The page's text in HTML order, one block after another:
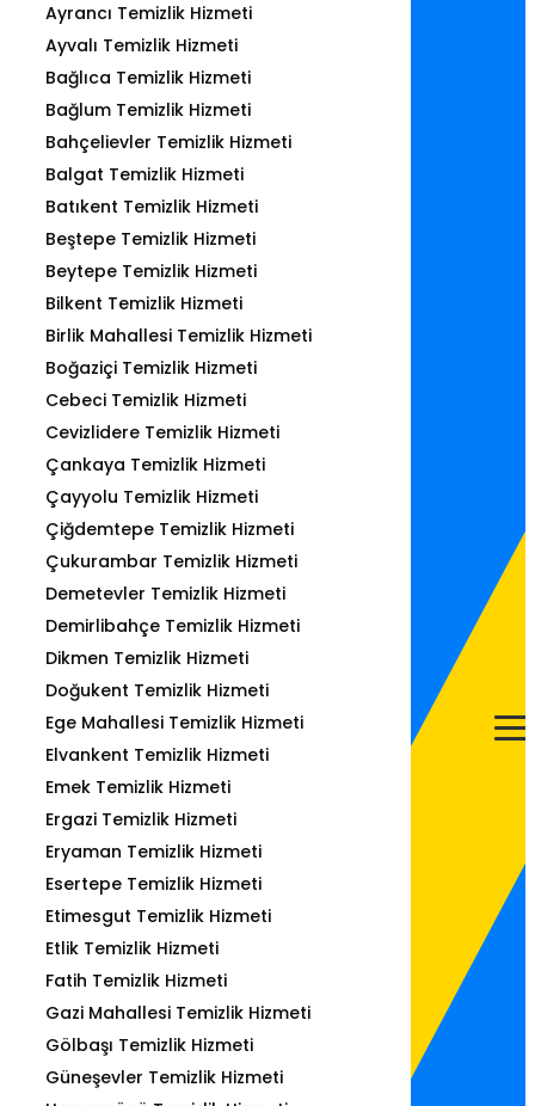
Ayrancı Temizlik Hizmeti
Ayvalı Temizlik Hizmeti
Bağlıca Temizlik Hizmeti
Bağlum Temizlik Hizmeti
Bahçelievler Temizlik Hizmeti
Balgat Temizlik Hizmeti
Batıkent Temizlik Hizmeti
Beştepe Temizlik Hizmeti
Beytepe Temizlik Hizmeti
Bilkent Temizlik Hizmeti
Birlik Mahallesi Temizlik Hizmeti
Boğaziçi Temizlik Hizmeti
Cebeci Temizlik Hizmeti
Cevizlidere Temizlik Hizmeti
Çankaya Temizlik Hizmeti
Çayyolu Temizlik Hizmeti
Çiğdemtepe Temizlik Hizmeti
Çukurambar Temizlik Hizmeti
Demetevler Temizlik Hizmeti
Demirlibahçe Temizlik Hizmeti
Dikmen Temizlik Hizmeti
Doğukent Temizlik Hizmeti
Ege Mahallesi Temizlik Hizmeti
Elvankent Temizlik Hizmeti
Emek Temizlik Hizmeti
Ergazi Temizlik Hizmeti
Eryaman Temizlik Hizmeti
Esertepe Temizlik Hizmeti
Etimesgut Temizlik Hizmeti
Etlik Temizlik Hizmeti
Fatih Temizlik Hizmeti
Gazi Mahallesi Temizlik Hizmeti
Gölbaşı Temizlik Hizmeti
Güneşevler Temizlik Hizmeti